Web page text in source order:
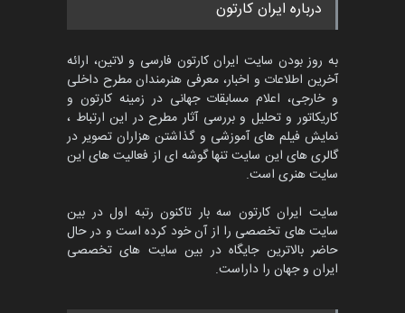
دوغان، ترکیه،…
مسابقۀ بین‌المللی کارتون و
کاریکاتور «البغلی…
مهلت 3 ماه دیگر
پنجمین مسابقۀ بین‌المللی
کارتون CARTUNION ، …
مهلت
درباره ایران کارتون
به روز بودن سایت ایران کارتون فارسی و لاتین، ارائه
آخرین اطلاعات و اخبار، معرفی هنرمندان مطرح داخلی
و خارجی، اعلام مسابقات جهانی در زمینه کارتون و
کاریکاتور و تحلیل و بررسی آثار مطرح در این ارتباط ،
نمایش فیلم های آموزشی و گذاشتن هزاران تصویر در
گالری های این سایت تنها گوشه ای از فعالیت های این
سایت هنری است.
سایت ایران کارتون سه بار تاکنون رتبه اول در بین
سایت های تخصصی را از آن خود کرده است و در حال
حاضر بالاترین جایگاه در بین سایت های تخصصی
ایران و جهان را داراست.